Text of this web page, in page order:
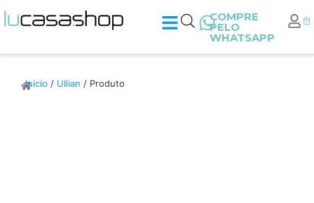
COMPRE
PELO
WHATSAPP
Início / Ullian / Produto